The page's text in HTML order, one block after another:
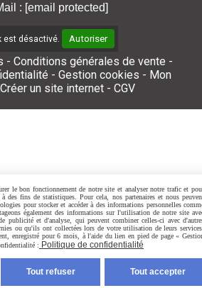
: [email protected]
est désactivé. Autoriser
Conditions générales de vente
Gestion cookies
Mon
Créer un site internet CGV
le bon fonctionnement de notre site et analyser notre trafic et
des fins de statistiques. Pour cela, nos partenaires et nous
pour stocker et accéder à des informations personnelles
également des informations sur l'utilisation de notre site
publicité et d'analyse, qui peuvent combiner celles-ci avec
ou qu'ils ont collectées lors de votre utilisation de leurs
enregistré pour 6 mois, à l'aide du lien en pied de page «
: Politique de confidentialité
Tout refuser Tout accepter